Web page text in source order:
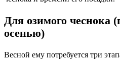
Для озимого чеснока
осенью)
Весной ему потребуется три